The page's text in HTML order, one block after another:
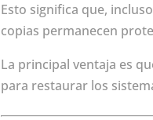
Esto significa que,
copias permanecen
La principal ventaja es
para restaurar los